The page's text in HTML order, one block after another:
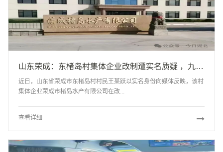
山东荣成：东楮岛村集体企业改制遭实名质疑 ，九千余亩海域及船队被指隐匿侵占
近日，山东省荣成市东楮岛村村民王某跃以实名身份向媒体反映，该村
集体企业荣成市楮岛水产有限公司在改...
查看详细